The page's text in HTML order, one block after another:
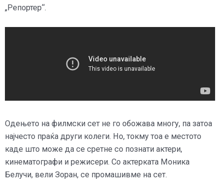
„Репортер“.
Одењето на филмски сет не го обожава многу, па затоа
најчесто праќа други колеги. Но, токму тоа е местото
каде што може да се сретне со познати актери,
кинематографи и режисери. Со актерката Моника
Белучи, вели Зоран, се промашивме на сет.